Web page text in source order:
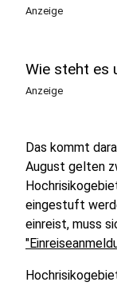
Anzeige
Wie steht es
Anzeige
Das kommt
August gelten
eingestuft
einreist, muss